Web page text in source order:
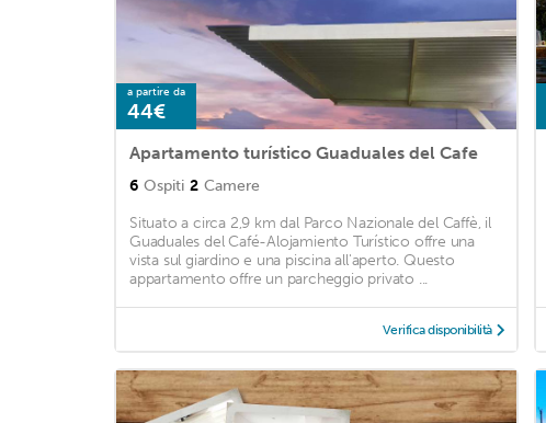
a partire da
44€
Apartamento turístico Guaduales del Cafe
6 Ospiti 2 Camere
Situato a circa 2,9 km dal Parco Nazionale del Caffè, il
Guaduales del Café-Alojamiento Turístico offre una
vista sul giardino e una piscina all'aperto. Questo
appartamento offre un parcheggio privato ...
Verifica disponibilità